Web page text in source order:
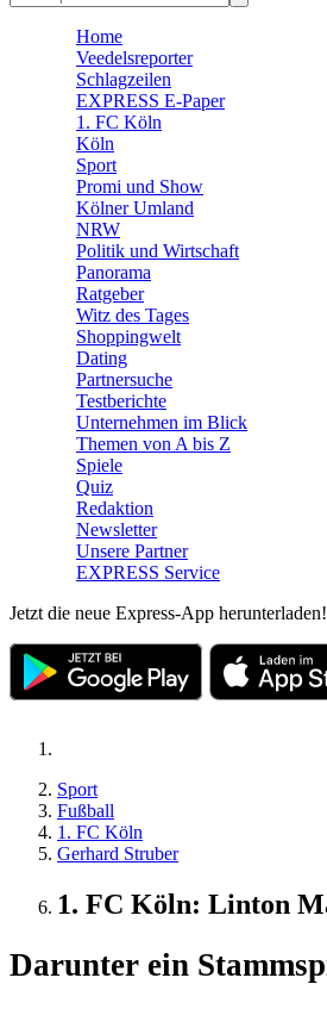
🛒 Shoppingwelt
Home
Veedelsreporter
Schlagzeilen
EXPRESS E-Paper
1. FC Köln
Köln
Sport
Promi und Show
Kölner Umland
NRW
Politik und Wirtschaft
Panorama
Ratgeber
Witz des Tages
Shoppingwelt
Dating
Partnersuche
Testberichte
Unternehmen im Blick
Themen von A bis Z
Spiele
Quiz
Redaktion
Newsletter
Unsere Partner
EXPRESS Service
Jetzt die neue Express-App herunterladen!
Sport
Fußball
1. FC Köln
Gerhard Struber
1. FC Köln: Linton
Darunter ein